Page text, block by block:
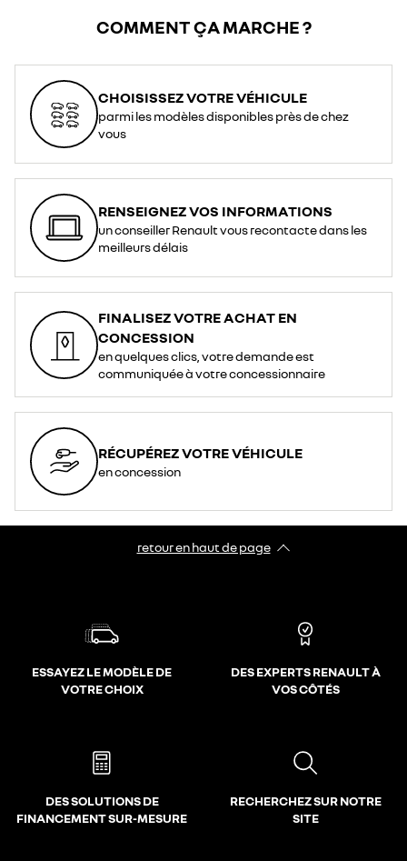
COMMENT ÇA MARCHE ?
CHOISISSEZ VOTRE VÉHICULE
parmi les modèles disponibles près de chez
vous
RENSEIGNEZ VOS INFORMATIONS
un conseiller Renault vous recontacte dans les
meilleurs délais
FINALISEZ VOTRE ACHAT EN
CONCESSION
en quelques clics, votre demande est
communiquée à votre concessionnaire
RÉCUPÉREZ VOTRE VÉHICULE
en concession
retour en haut de page​
ESSAYEZ LE MODÈLE DE
VOTRE CHOIX
DES EXPERTS RENAULT À
VOS CÔTÉS
DES SOLUTIONS DE
FINANCEMENT SUR-MESURE
RECHERCHEZ SUR NOTRE
SITE